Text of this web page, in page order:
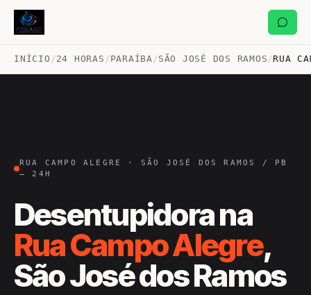
INÍCIO /24 HORAS /PARAÍBA /SÃO JOSÉ DOS RAMOS /RUA
RUA CAMPO ALEGRE · SÃO JOSÉ DOS RAMOS / PB
— 24H
Desentupidora na
Rua Campo Alegre,
São José dos Ramos